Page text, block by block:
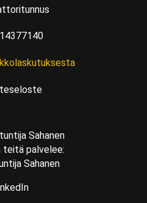
teitä palvelee:
Sahanen